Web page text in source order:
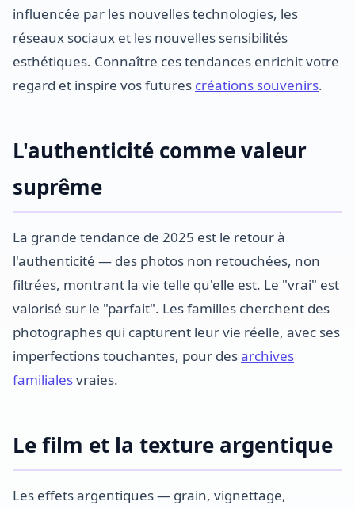
influencée par les nouvelles technologies, les
réseaux sociaux et les nouvelles sensibilités
esthétiques. Connaître ces tendances enrichit votre
regard et inspire vos futures créations souvenirs.
L'authenticité comme valeur
suprême
La grande tendance de 2025 est le retour à
l'authenticité — des photos non retouchées, non
filtrées, montrant la vie telle qu'elle est. Le "vrai" est
valorisé sur le "parfait". Les familles cherchent des
photographes qui capturent leur vie réelle, avec ses
imperfections touchantes, pour desarchives
familialesvraies.
Le film et la texture argentique
Les effets argentiques — grain, vignettage,